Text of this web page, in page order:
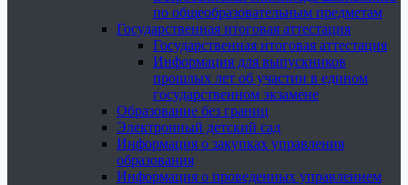
по общеобразовательным предметам
Государственная итоговая аттестация
Государственная итоговая аттестация
Информация для выпускников
прошлых лет об участии в едином
государственном экзамене
Образование без границ
Электронный детский сад
Информация о закупках управления
образования
Информация о проведенных управлением